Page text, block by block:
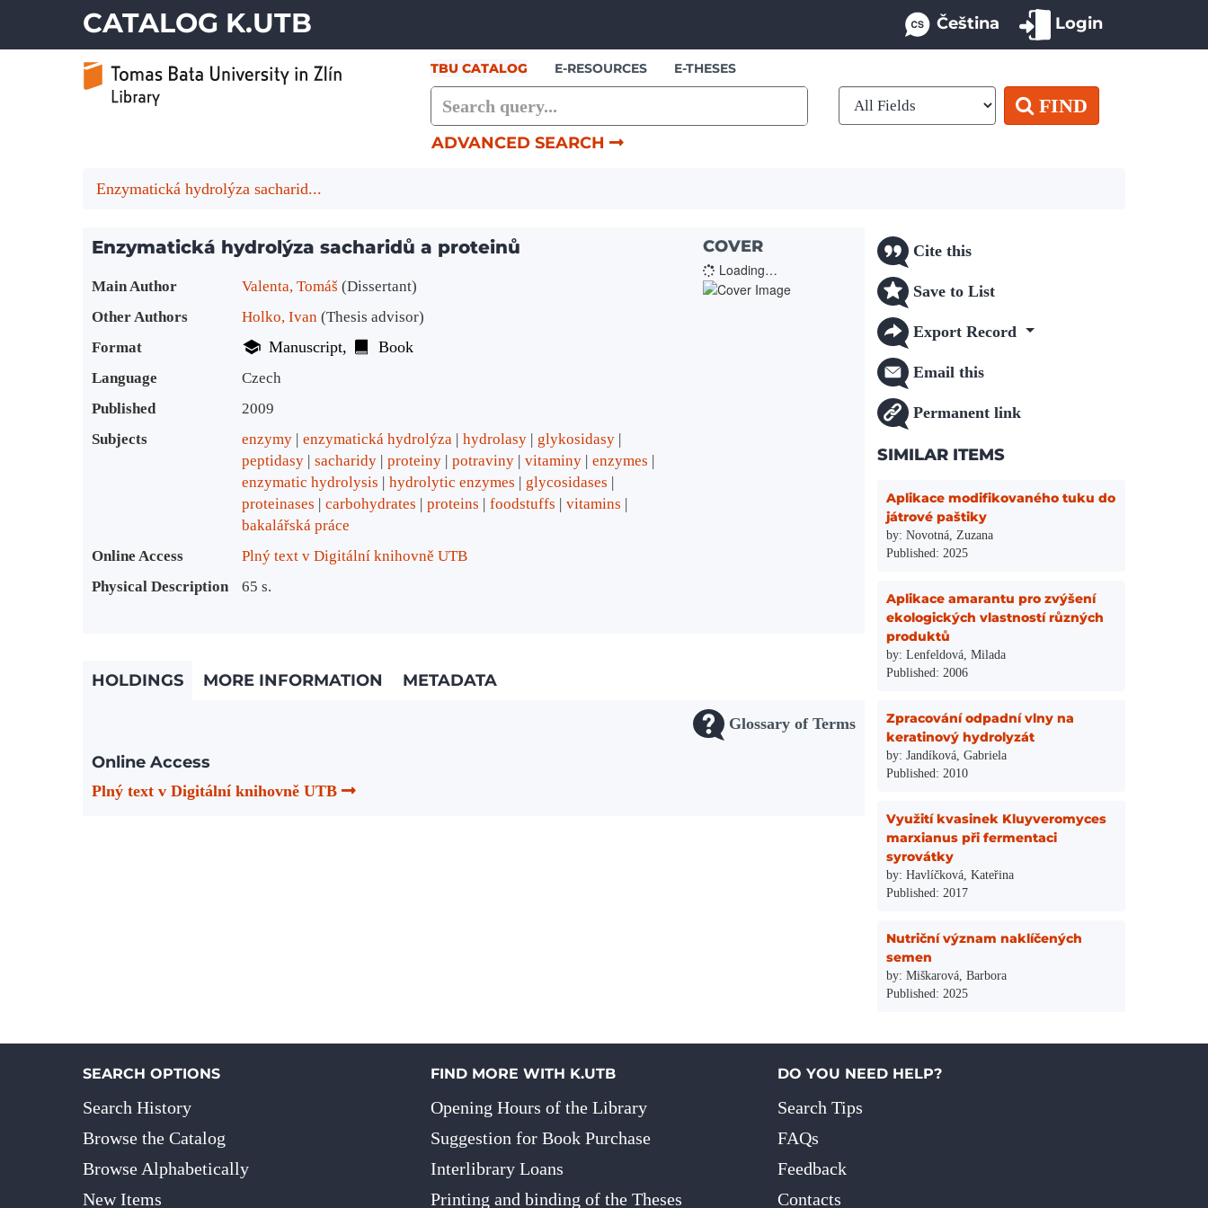
CATALOG K.UTB Čeština Login
TBU CATALOG E-RESOURCES E-THESES
FIND
ADVANCED SEARCH
Enzymatická hydrolýza sacharid...
Enzymatická hydrolýza sacharidů a proteinů
Bibliographic Details
Main Author Valenta, Tomáš (Dissertant)
Other Authors
Holko, Ivan (Thesis advisor)
Format
Manuscript Book
Language
Czech
Published
2009
Subjects
enzymy enzymatická hydrolýza hydrolasy
glykosidasy
peptidasy
sacharidy proteiny potraviny vitaminy
enzymes
enzymatic hydrolysis
hydrolytic enzymes
glycosidases
proteinases
carbohydrates proteins foodstuffs
vitamins
bakalářská práce
Online Access
Plný text v Digitální knihovně UTB
Physical Description
65 s.
COVER
Loading…
HOLDINGS MORE INFORMATION METADATA
Glossary of Terms
Online Access
Plný text v Digitální knihovně UTB
Cite this
Save to List
Export Record
Email this
Permanent link
SIMILAR ITEMS
Aplikace modifikovaného tuku do
játrové paštiky
by: Novotná, Zuzana
Published: 2025
Aplikace amarantu pro zvýšení
ekologických vlastností různých
produktů
by: Lenfeldová, Milada
Published: 2006
Zpracování odpadní vlny na
keratinový hydrolyzát
by: Jandíková, Gabriela
Published: 2010
Využití kvasinek Kluyveromyces
marxianus při fermentaci
syrovátky
by: Havlíčková, Kateřina
Published: 2017
Nutriční význam naklíčených
semen
by: Miškarová, Barbora
Published: 2025
SEARCH OPTIONS
Search History
Browse the Catalog
Browse Alphabetically
New Items
FIND MORE WITH K.UTB
Opening Hours of the Library
Suggestion for Book Purchase
Interlibrary Loans
Printing and binding of the Theses
DO YOU NEED HELP?
Search Tips
FAQs
Feedback
Contacts